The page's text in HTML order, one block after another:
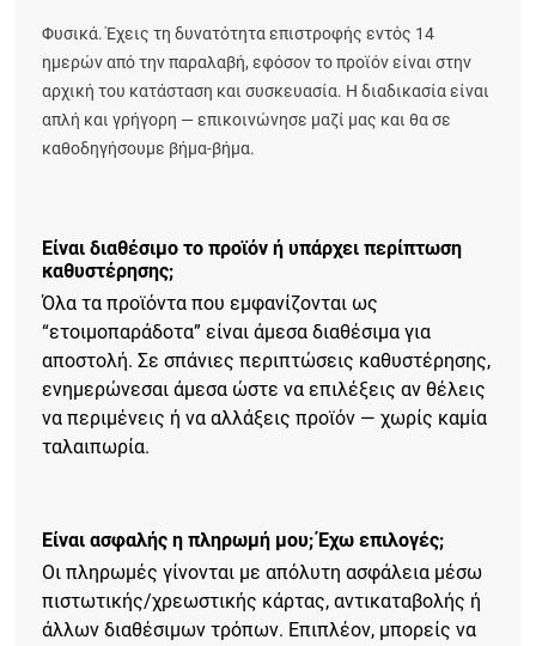
Φυσικά. Έχεις τη δυνατότητα επιστροφής εντός 14
ημερών από την παραλαβή, εφόσον το προϊόν είναι στην
αρχική του κατάσταση και συσκευασία. Η διαδικασία είναι
απλή και γρήγορη — επικοινώνησε μαζί μας και θα σε
καθοδηγήσουμε βήμα-βήμα.
Είναι διαθέσιμο το προϊόν ή υπάρχει περίπτωση
καθυστέρησης;
Όλα τα προϊόντα που εμφανίζονται ως
“ετοιμοπαράδοτα” είναι άμεσα διαθέσιμα για
αποστολή. Σε σπάνιες περιπτώσεις καθυστέρησης,
ενημερώνεσαι άμεσα ώστε να επιλέξεις αν θέλεις
να περιμένεις ή να αλλάξεις προϊόν — χωρίς καμία
ταλαιπωρία.
Είναι ασφαλής η πληρωμή μου; Έχω επιλογές;
Οι πληρωμές γίνονται με απόλυτη ασφάλεια μέσω
πιστωτικής/χρεωστικής κάρτας, αντικαταβολής ή
άλλων διαθέσιμων τρόπων. Επιπλέον, μπορείς να